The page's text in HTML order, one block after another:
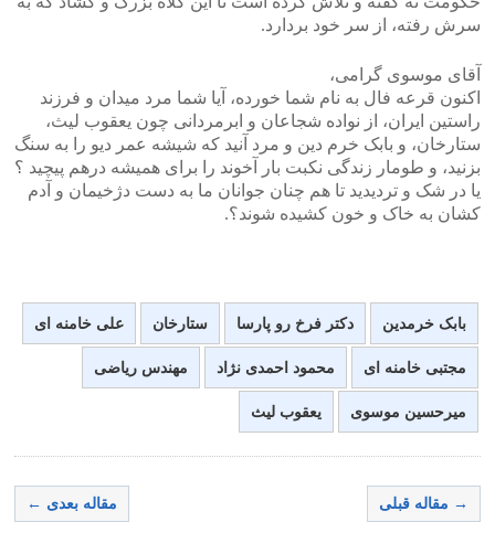
سرش رفته، از سر خود بردارد.
آقای موسوی گرامی،
اکنون قرعه فال به نام شما خورده، آیا شما مرد میدان و فرزند
راستین ایران، از نواده شجاعان و ابرمردانی چون یعقوب لیث،
ستارخان، و بابک خرم دین و مرد آنید که شیشه عمر دیو را به سنگ
بزنید، و طومار زندگی نکبت بار آخوند را برای همیشه درهم پیچید ؟
یا در شک و تردیدید تا هم چنان جوانان ما به دست دژخیمان و آدم
کشان به خاک و خون کشیده شوند؟.
بابک خرمدین دکتر فرخ رو پارسا ستارخان علی خامنه ای
مجتبی خامنه ای محمود احمدی نژاد مهندس ریاضی
میرحسین موسوی یعقوب لیث
→ مقاله قبلی مقاله بعدی ←